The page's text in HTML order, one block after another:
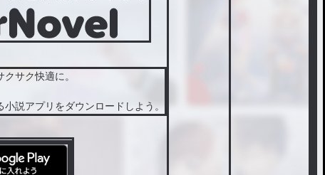
サク快適に。
説アプリをダウンロードしよう。